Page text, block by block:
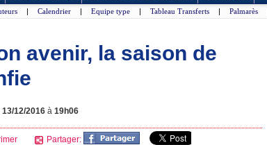
| Calendrier | Equipe type | Tableau Transferts | Palmarès
avenir, la saison de
13/12/2016 à 19h06
Partager: